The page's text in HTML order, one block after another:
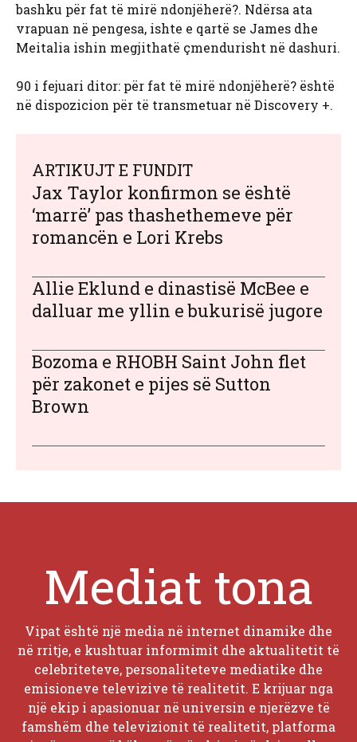
bashku për fat të mirë ndonjëherë?. Ndërsa ata
vrapuan në pengesa, ishte e qartë se James dhe
Meitalia ishin megjithatë çmendurisht në dashuri.
90 i fejuari ditor: për fat të mirë ndonjëherë? është
në dispozicion për të transmetuar në Discovery +.
ARTIKUJT E FUNDIT
Jax Taylor konfirmon se është
‘marrë’ pas thashethemeve për
romancën e Lori Krebs
Allie Eklund e dinastisë McBee e
dalluar me yllin e bukurisë jugore
Bozoma e RHOBH Saint John flet
për zakonet e pijes së Sutton
Brown
Mediat tona
Vipat është një media në internet dinamike dhe
në rritje, e kushtuar informimit dhe aktualitetit të
celebriteteve, personaliteteve mediatike dhe
emisioneve televizive të realitetit. E krijuar nga
një ekip i apasionuar në universin e njerëzve të
famshëm dhe televizionit të realitetit, platforma